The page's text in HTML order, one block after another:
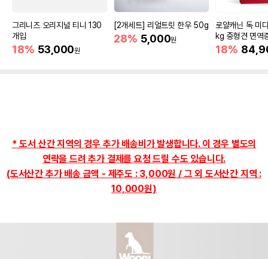
그리니즈 오리지널 티니 130
개입
18% 53,000원
[2개세트] 리얼트릿 한우 50g
28% 5,000원
로얄캐닌 독 미
kg 중형견 면역
18%
* 도서 산간 지역의 경우 추가 배송비가 발생합니다. 이 경우 별도의
연락을 드려 추가 결제를 요청 드릴 수도 있습니다.
(도서산간 추가 배송 금액 - 제주도 : 3,000원 / 그 외 도서산간 지역 :
10,000원)